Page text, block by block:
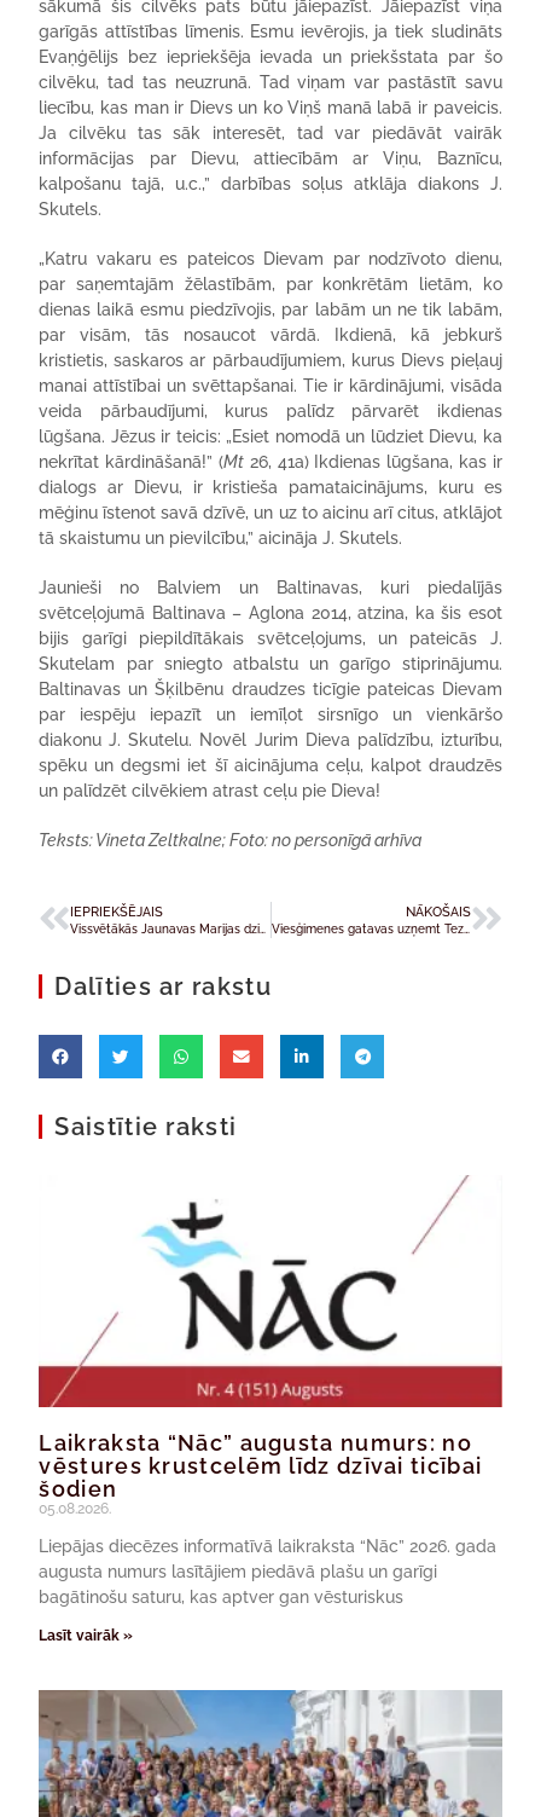
sākumā šis cilvēks pats būtu jāiepazīst. Jāiepazīst viņa
garīgās attīstības līmenis. Esmu ievērojis, ja tiek sludināts
Evaņģēlijs bez iepriekšēja ievada un priekšstata par šo
cilvēku, tad tas neuzrunā. Tad viņam var pastāstīt savu
liecību, kas man ir Dievs un ko Viņš manā labā ir paveicis.
Ja cilvēku tas sāk interesēt, tad var piedāvāt vairāk
informācijas par Dievu, attiecībām ar Viņu, Baznīcu,
kalpošanu tajā, u.c.,” darbības soļus atklāja diakons J.
Skutels.
„Katru vakaru es pateicos Dievam par nodzīvoto dienu,
par saņemtajām žēlastībām, par konkrētām lietām, ko
dienas laikā esmu piedzīvojis, par labām un ne tik labām,
par visām, tās nosaucot vārdā. Ikdienā, kā jebkurš
kristietis, saskaros ar pārbaudījumiem, kurus Dievs pieļauj
manai attīstībai un svēttapšanai. Tie ir kārdinājumi, visāda
veida pārbaudījumi, kurus palīdz pārvarēt ikdienas
lūgšana. Jēzus ir teicis: „Esiet nomodā un lūdziet Dievu, ka
nekrītat kārdināšanā!” (Mt26, 41a) Ikdienas lūgšana, kas ir
dialogs ar Dievu, ir kristieša pamataicinājums, kuru es
mēģinu īstenot savā dzīvē, un uz to aicinu arī citus, atklājot
tā skaistumu un pievilcību,” aicināja J. Skutels.
Jaunieši no Balviem un Baltinavas, kuri piedalījās
svētceļojumā Baltinava – Aglona 2014, atzina, ka šis esot
bijis garīgi piepildītākais svētceļojums, un pateicās J.
Skutelam par sniegto atbalstu un garīgo stiprinājumu.
Baltinavas un Šķilbēnu draudzes ticīgie pateicas Dievam
par iespēju iepazīt un iemīļot sirsnīgo un vienkāršo
diakonu J. Skutelu. Novēl Jurim Dieva palīdzību, izturību,
spēku un degsmi iet šī aicinājuma ceļu, kalpot draudzēs
un palīdzēt cilvēkiem atrast ceļu pie Dieva!
Teksts: Vineta Zeltkalne;Foto: no personīgā arhīva
IEPRIEKŠĒJAIS NĀKOŠAIS
Viesģimenes gatavas uzņemt Tezē reģionālās tikšanās jauniešus
Dalīties ar rakstu
Saistītie raksti
Laikraksta “Nāc” augusta numurs: no
vēstures krustcelēm līdz dzīvai ticībai
šodien
05.08.2026.
Liepājas diecēzes informatīvā laikraksta “Nāc” 2026. gada
augusta numurs lasītājiem piedāvā plašu un garīgi
bagātinošu saturu, kas aptver gan vēsturiskus
Lasīt vairāk »